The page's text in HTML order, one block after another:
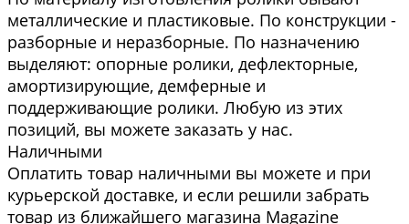
металлические и пластиковые. По конструкции -
разборные и неразборные. По назначению
выделяют: опорные ролики, дефлекторные,
амортизирующие, демферные и
поддерживающие ролики. Любую из этих
позиций, вы можете заказать у нас.
Наличными
Оплатить товар наличными вы можете и при
курьерской доставке, и если решили забрать
товар из ближайшего магазина Magazine